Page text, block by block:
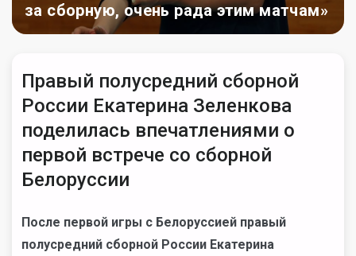
за сборную, очень рада этим матчам»
Правый полусредний сборной
России Екатерина Зеленкова
поделилась впечатлениями о
первой встрече со сборной
Белоруссии
После первой игры с Белоруссией правый
полусредний сборной России Екатерина